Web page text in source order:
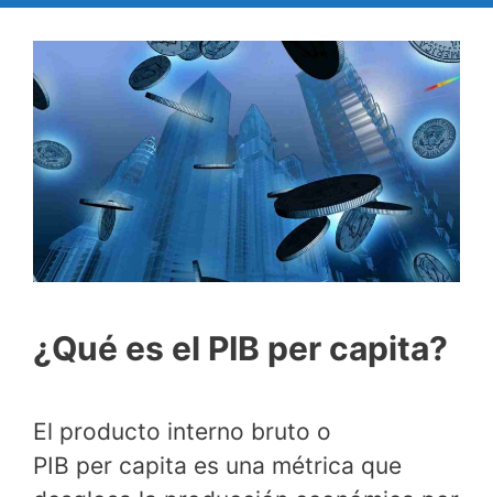
¿Qué es el PIB per capita?
El producto interno bruto o
PIB per capita es una métrica que